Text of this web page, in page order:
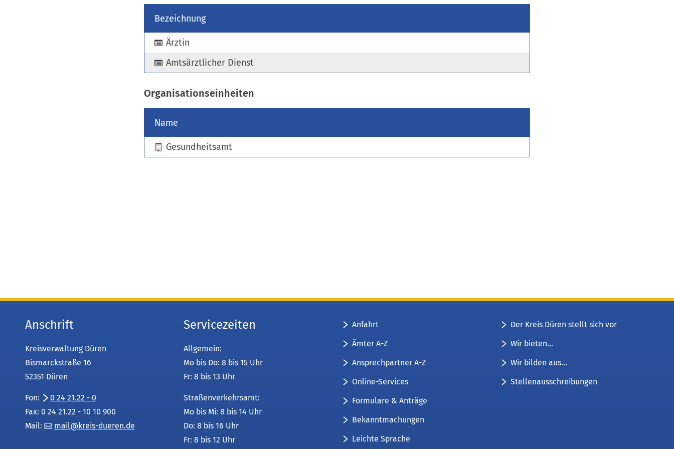
)
Bezeichnung
Ärztin
Amtsärztlicher Dienst
Organisationseinheiten
Name
Gesundheitsamt
Anschrift
Kreisverwaltung Düren
Bismarckstraße 16
52351 Düren
Fon:
0 24 21.22 - 0
Fax: 0 24 21.22 - 10 10 900
Mail:
mail kreis-dueren de
Servicezeiten
Allgemein:
Mo bis Do: 8 bis 15 Uhr
Fr: 8 bis 13 Uhr
Straßenverkehrsamt:
Mo bis Mi: 8 bis 14 Uhr
Do: 8 bis 16 Uhr
Fr: 8 bis 12 Uhr
Anfahrt
Ämter A-Z
Ansprechpartner A-Z
Online-Services
Formulare & Anträge
Bekanntmachungen
Leichte Sprache
Der Kreis Düren stellt sich vor
Wir bieten...
Wir bilden aus...
Stellenausschreibungen